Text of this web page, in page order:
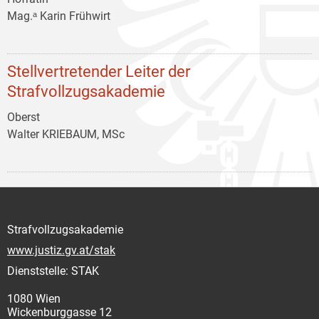
Mag.ᵃ Karin Frühwirt
Stellvertretender Leiter der
Strafvollzugsakademie
Oberst
Walter KRIEBAUM, MSc
Strafvollzugsakademie
www.justiz.gv.at/stak
Dienststelle: STAK
1080 Wien
Wickenburggasse 12